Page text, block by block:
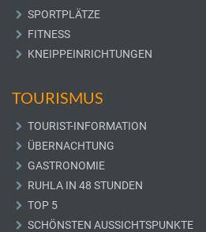
SPORTPLÄTZE
FITNESS
KNEIPPEINRICHTUNGEN
TOURISMUS
TOURIST-INFORMATION
ÜBERNACHTUNG
GASTRONOMIE
RUHLA IN 48 STUNDEN
TOP 5
SCHÖNSTEN AUSSICHTSPUNKTE